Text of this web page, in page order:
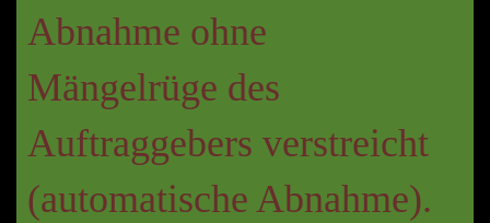
Abnahme ohne
Mängelrüge des
Auftraggebers verstreicht
(automatische Abnahme).